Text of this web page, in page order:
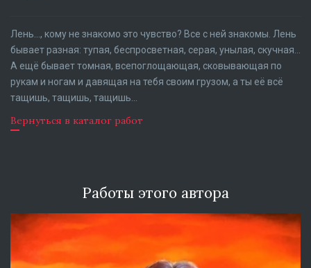
Лень..., кому не знакомо это чувство? Все с ней знакомы. Лень
бывает разная: тупая, беспросветная, серая, унылая, скучная...
А ещё бывает томная, всепоглощающая, сковывающая по
рукам и ногам и давящая на тебя своим грузом, а ты её всё
тащишь, тащишь, тащишь...
Вернуться в каталог работ
Работы этого автора